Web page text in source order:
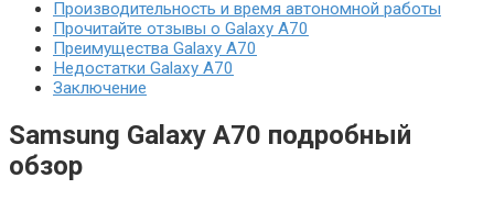
Производительность и время автономной работы
Прочитайте отзывы о Galaxy A70
Преимущества Galaxy A70
Недостатки Galaxy A70
Заключение
Samsung Galaxy A70 подробный
обзор